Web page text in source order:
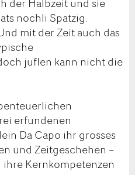
nochli Spatzig.
mit der Zeit auch das
juflen kann nicht die
erfundenen
Da Capo ihr grosses
und Zeitgeschehen –
Kernkompetenzen